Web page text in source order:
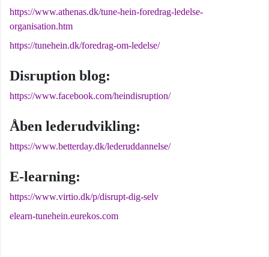
https://www.athenas.dk/tune-hein-foredrag-ledelse-
organisation.htm
https://tunehein.dk/foredrag-om-ledelse/
Disruption blog:
https://www.facebook.com/heindisruption/
Åben lederudvikling:
https://www.betterday.dk/lederuddannelse/
E-learning:
https://www.virtio.dk/p/disrupt-dig-selv
elearn-tunehein.eurekos.com